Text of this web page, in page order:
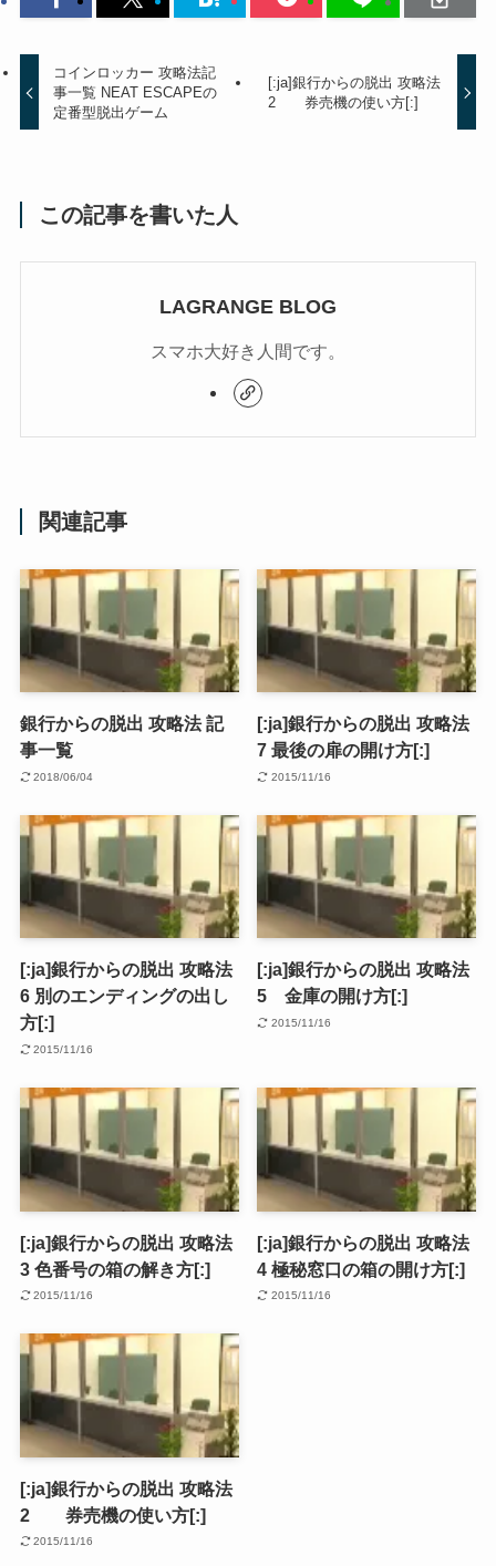
コインロッカー 攻略法記
事一覧 NEAT ESCAPEの
定番型脱出ゲーム
[:ja]銀行からの脱出 攻略法
2 券売機の使い方[:]
この記事を書いた人
LAGRANGE BLOG
スマホ大好き人間です。
関連記事
銀行からの脱出 攻略法 記
事一覧
2018/06/04
[:ja]銀行からの脱出 攻略法
7 最後の扉の開け方[:]
2015/11/16
[:ja]銀行からの脱出 攻略法
6 別のエンディングの出し
方[:]
2015/11/16
[:ja]銀行からの脱出 攻略法
5 金庫の開け方[:]
2015/11/16
[:ja]銀行からの脱出 攻略法
3 色番号の箱の解き方[:]
2015/11/16
[:ja]銀行からの脱出 攻略法
4 極秘窓口の箱の開け方[:]
2015/11/16
[:ja]銀行からの脱出 攻略法
2 券売機の使い方[:]
2015/11/16